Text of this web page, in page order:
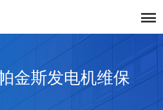
金斯发电机维保